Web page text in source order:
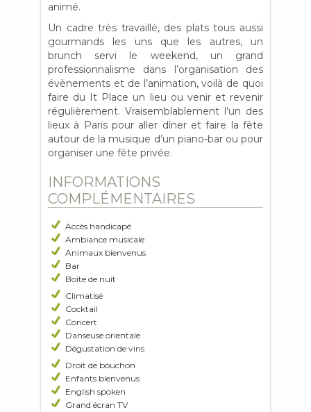
animé.
Un cadre très travaillé, des plats tous aussi
gourmands les uns que les autres, un
brunch servi le weekend, un grand
professionnalisme dans l’organisation des
évènements et de l’animation, voilà de quoi
faire du It Place un lieu ou venir et revenir
régulièrement. Vraisemblablement l’un des
lieux à Paris pour aller dîner et faire la fête
autour de la musique d’un piano-bar ou pour
organiser une fête privée.
INFORMATIONS
COMPLÉMENTAIRES
Accès handicapé
Ambiance musicale
Animaux bienvenus
Bar
Boite de nuit
Climatisé
Cocktail
Concert
Danseuse orientale
Dégustation de vins
Droit de bouchon
Enfants bienvenus
English spoken
Grand écran TV